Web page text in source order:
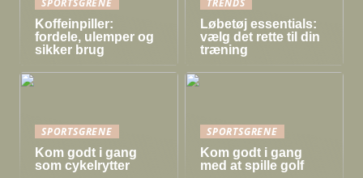
Koffeinpiller:
fordele, ulemper og
sikker brug
Løbetøj essentials:
vælg det rette til din
træning
SPORTSGRENE
Kom godt i gang
som cykelrytter
SPORTSGRENE
Kom godt i gang
med at spille golf